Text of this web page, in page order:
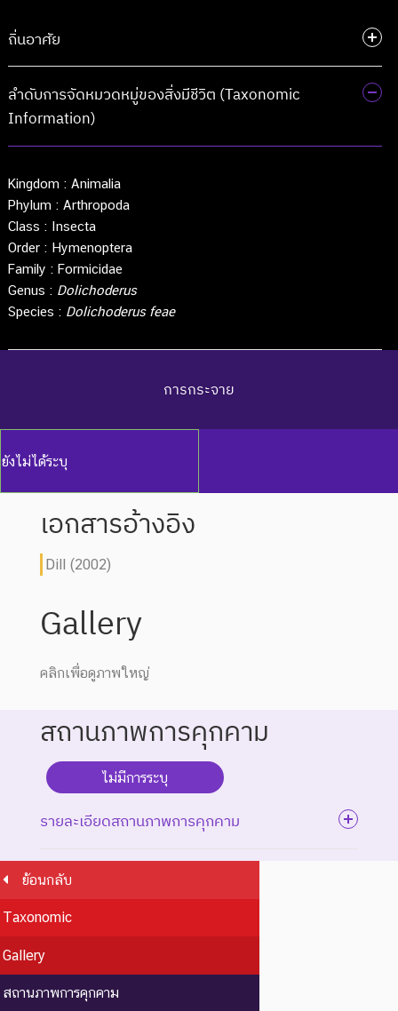
ถิ่นอาศัย
ลำดับการจัดหมวดหมู่ของสิ่งมีชีวิต (Taxonomic
Information)
Kingdom : Animalia
Phylum : Arthropoda
Class :Insecta
Order : Hymenoptera
Family :Formicidae
Genus : Dolichoderus
Species : Dolichoderus feae
การกระจาย
ยังไม่ได้ระบุ
เอกสารอ้างอิง
Dill (2002)
Gallery
คลิกเพื่อดูภาพใหญ่
สถานภาพการคุกคาม
ไม่มีการระบุ
รายละเอียดสถานภาพการคุกคาม
EX : Extinct
ย้อนกลับ
Taxonomic
Gallery
สถานภาพการคุกคาม